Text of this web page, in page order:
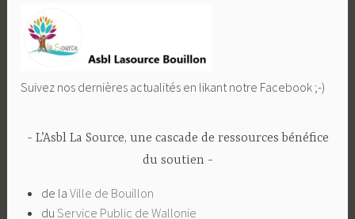
Suivez nos dernières actualités en likant notre Facebook ;-)
L’Asbl La Source, une cascade de ressources bénéfice
du soutien
de la Ville de Bouillon
du Service Public de Wallonie